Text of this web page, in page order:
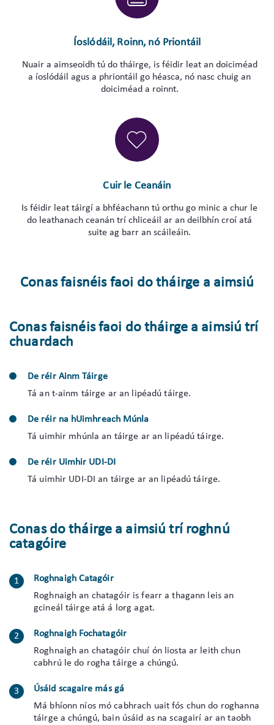
Íoslódáil, Roinn, nó Priontáil
Nuair a aimseoidh tú do tháirge, is féidir leat an doiciméad
a íoslódáil agus a phriontáil go héasca, nó nasc chuig an
doiciméad a roinnt.
Cuir le Ceanáin
Is féidir leat táirgí a bhféachann tú orthu go minic a chur le
do leathanach ceanán trí chliceáil ar an deilbhín croí atá
suite ag barr an scáileáin.
Conas faisnéis faoi do tháirge a aimsiú
Conas faisnéis faoi do tháirge a aimsiú trí
chuardach
De réir Ainm Táirge
Tá an t-ainm táirge ar an lipéadú táirge.
De réir na hUimhreach Múnla
Tá uimhir mhúnla an táirge ar an lipéadú táirge.
De réir Uimhir UDI-DI
Tá uimhir UDI-DI an táirge ar an lipéadú táirge.
Conas do tháirge a aimsiú trí roghnú
catagóire
Roghnaigh Catagóir
Roghnaigh an chatagóir is fearr a thagann leis an
gcineál táirge atá á lorg agat.
Roghnaigh Fochatagóir
Roghnaigh an chatagóir chuí ón liosta ar leith chun
cabhrú le do rogha táirge a chúngú.
Úsáid scagaire más gá
Má bhíonn níos mó cabhrach uait fós chun do roghanna
táirge a chúngú, bain úsáid as na scagairí ar an taobh